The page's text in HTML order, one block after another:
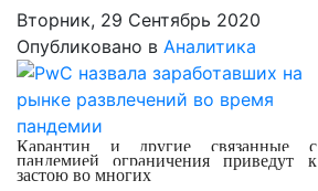
Вторник, 29 Сентябрь 2020
Опубликовано в Аналитика
Карантин и другие связанные с
пандемией ограничения приведут к
застою во многих